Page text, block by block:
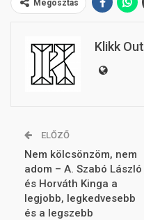
Megosztás
Klikk Out
ELŐZŐ
Nem kölcsönzöm, nem
adom – A. Szabó László
és Horváth Kinga a
legjobb, legkedvesebb
és a legszebb